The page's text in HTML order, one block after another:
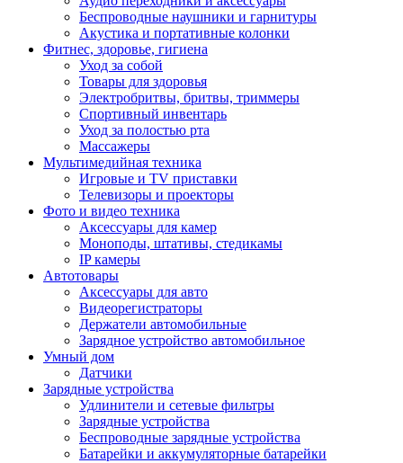
Беспроводные наушники и гарнитуры
Акустика и портативные колонки
Фитнес, здоровье, гигиена
Уход за собой
Товары для здоровья
Электробритвы, бритвы, триммеры
Спортивный инвентарь
Уход за полостью рта
Массажеры
Мультимедийная техника
Игровые и TV приставки
Телевизоры и проекторы
Фото и видео техника
Аксессуары для камер
Моноподы, штативы, стедикамы
IP камеры
Автотовары
Аксессуары для авто
Видеорегистраторы
Держатели автомобильные
Зарядное устройство автомобильное
Умный дом
Датчики
Зарядные устройства
Удлинители и сетевые фильтры
Зарядные устройства
Беспроводные зарядные устройства
Батарейки и аккумуляторные батарейки